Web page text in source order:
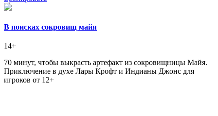
В поисках сокровищ майя
14+
70 минут, чтобы выкрасть артефакт из сокровищницы Майя.
Приключение в духе Лары Крофт и Индианы Джонс для
игроков от 12+